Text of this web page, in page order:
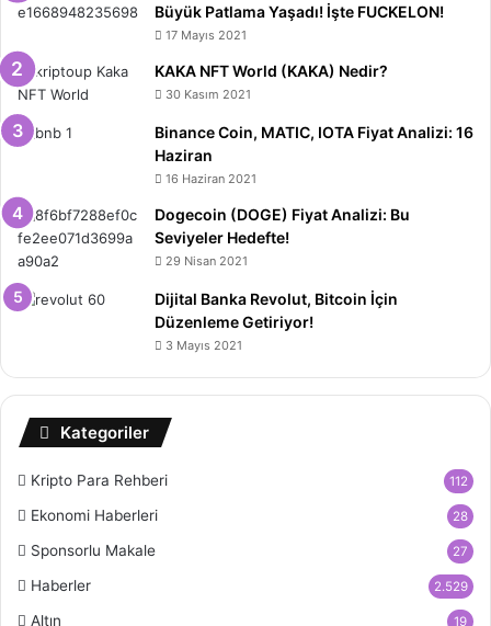
Büyük Patlama Yaşadı! İşte FUCKELON!
17 Mayıs 2021
KAKA NFT World (KAKA) Nedir?
30 Kasım 2021
Binance Coin, MATIC, IOTA Fiyat Analizi: 16
Haziran
16 Haziran 2021
Dogecoin (DOGE) Fiyat Analizi: Bu
Seviyeler Hedefte!
29 Nisan 2021
Dijital Banka Revolut, Bitcoin İçin
Düzenleme Getiriyor!
3 Mayıs 2021
Kategoriler
Kripto Para Rehberi 112
Ekonomi Haberleri 28
Sponsorlu Makale 27
Haberler 2.529
Altın 19